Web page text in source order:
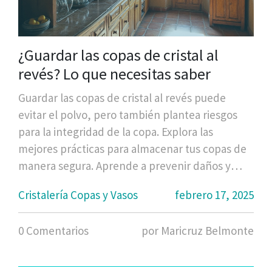
¿Guardar las copas de cristal al
revés? Lo que necesitas saber
Guardar las copas de cristal al revés puede
evitar el polvo, pero también plantea riesgos
para la integridad de la copa. Explora las
mejores prácticas para almacenar tus copas de
manera segura. Aprende a prevenir daños y
así tus preciadas piezas de cristalería.
Cristalería Copas y Vasos febrero 17, 2025
0 Comentarios por Maricruz Belmonte